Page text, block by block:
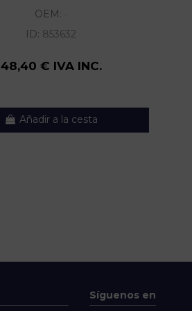
OEM: -
ID: 853632
48,40 € IVA INC.
Añadir a la cesta
Síguenos en